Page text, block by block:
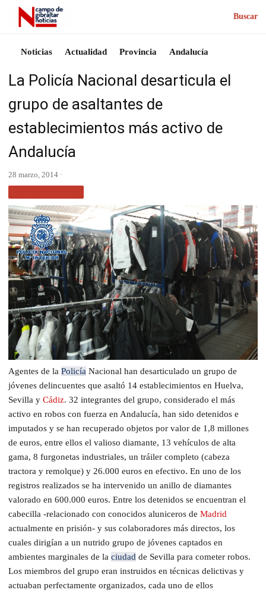
Buscar
Noticias Actualidad Provincia Andalucía
La Policía Nacional desarticula el
grupo de asaltantes de
establecimientos más activo de
Andalucía
28 marzo, 2014 ·
Agentes de la Policía Nacional han desarticulado un grupo de
jóvenes delincuentes que asaltó 14 establecimientos en Huelva,
Sevilla y Cádiz. 32 integrantes del grupo, considerado el más
activo en robos con fuerza en Andalucía, han sido detenidos e
imputados y se han recuperado objetos por valor de 1,8 millones
de euros, entre ellos el valioso diamante, 13 vehículos de alta
gama, 8 furgonetas industriales, un tráiler completo (cabeza
tractora y remolque) y 26.000 euros en efectivo. En uno de los
registros realizados se ha intervenido un anillo de diamantes
valorado en 600.000 euros. Entre los detenidos se encuentran el
cabecilla -relacionado con conocidos aluniceros de Madrid
actualmente en prisión- y sus colaboradores más directos, los
cuales dirigían a un nutrido grupo de jóvenes captados en
ambientes marginales de la ciudad de Sevilla para cometer robos.
Los miembros del grupo eran instruidos en técnicas delictivas y
actuaban perfectamente organizados, cada uno de ellos